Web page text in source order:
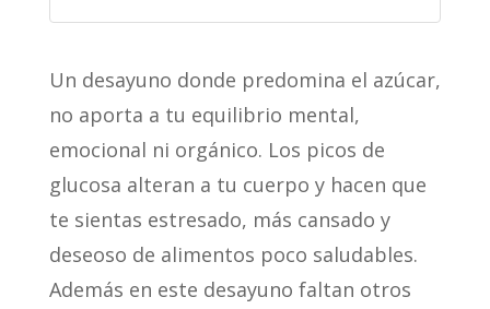
Un desayuno donde predomina el azúcar,
no aporta a tu equilibrio mental,
emocional ni orgánico. Los picos de
glucosa alteran a tu cuerpo y hacen que
te sientas estresado, más cansado y
deseoso de alimentos poco saludables.
Además en este desayuno faltan otros